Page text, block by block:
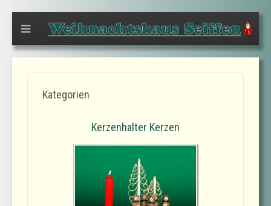
Kategorien
Kerzenhalter Kerzen